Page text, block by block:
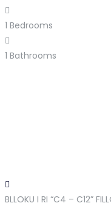
1 Bedrooms
1 Bathrooms
BLLOKU I RI “C4 – C12”